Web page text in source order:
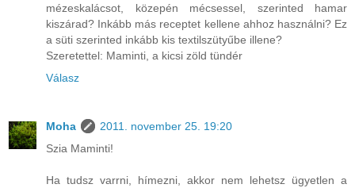
mézeskalácsot, közepén mécsessel, szerinted hamar
kiszárad? Inkább más receptet kellene ahhoz használni? Ez
a süti szerinted inkább kis textilszütyűbe illene?
Szeretettel: Maminti, a kicsi zöld tündér
Válasz
Moha
2011. november 25. 19:20
Szia Maminti!
Ha tudsz varrni, hímezni, akkor nem lehetsz ügyetlen a